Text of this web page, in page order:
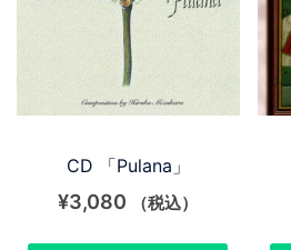
CD 「Pulana」
¥3,080 （税込）